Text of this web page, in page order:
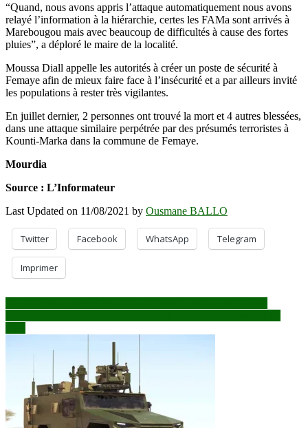
“Quand, nous avons appris l’attaque automatiquement nous avons
relayé l’information à la hiérarchie, certes les FAMa sont arrivés à
Marebougou mais avec beaucoup de difficultés à cause des fortes
pluies”, a déploré le maire de la localité.
Moussa Diall appelle les autorités à créer un poste de sécurité à
Femaye afin de mieux faire face à l’insécurité et a par ailleurs invité
les populations à rester très vigilantes.
En juillet dernier, 2 personnes ont trouvé la mort et 4 autres blessées,
dans une attaque similaire perpétrée par des présumés terroristes à
Kounti-Marka dans la commune de Femaye.
Mourdia
Source : L’Informateur
Last Updated on 11/08/2021 by Ousmane BALLO
Twitter Facebook WhatsApp Telegram
Imprimer
Navigation
de